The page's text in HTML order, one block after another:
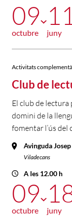
09
octubre
11
juny
Activitats
Club de
El club de
domini de la
fomentar l’ús del
Avinguda
Viladecans
A les 12.00 h
09
octubre juny